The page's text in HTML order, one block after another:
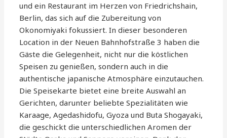
und ein Restaurant im Herzen von Friedrichshain,
Berlin, das sich auf die Zubereitung von
Okonomiyaki fokussiert. In dieser besonderen
Location in der Neuen Bahnhofstraße 3 haben die
Gäste die Gelegenheit, nicht nur die köstlichen
Speisen zu genießen, sondern auch in die
authentische japanische Atmosphäre einzutauchen.
Die Speisekarte bietet eine breite Auswahl an
Gerichten, darunter beliebte Spezialitäten wie
Karaage, Agedashidofu, Gyoza und Buta Shogayaki,
die geschickt die unterschiedlichen Aromen der